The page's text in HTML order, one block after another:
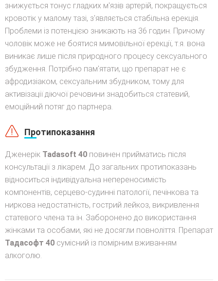
знижується тонус гладких м'язів артерій, покращується
кровотік у малому тазі, з'являється стабільна ерекція.
Проблеми із потенцією зникають на 36 годин. Причому
чоловік може не боятися мимовільної ерекції, т.я. вона
виникає лише після природного процесу сексуального
збудження. Потрібно пам'ятати, що препарат не є
афродизіаком, сексуальним збудником, тому для
активізації діючої речовини знадобиться статевий,
емоційний потяг до партнера.
Протипоказання
Дженерік Tadasoft 40 повинен прийматись після
консультації з лікарем. До загальних протипоказань
відноситься індивідуальна непереносимість
компонентів, серцево-судинні патології, печінкова та
ниркова недостатність, гострий лейкоз, викривлення
статевого члена та ін. Заборонено до використання
жінками та особами, які не досягли повноліття. Препарат
Тадасофт 40 сумісний із помірним вживанням
алкоголю.